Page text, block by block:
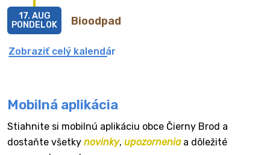
Bioodpad
17. AUG
PONDELOK
Zobraziť celý kalendár
Mobilná aplikácia
Stiahnite si mobilnú aplikáciu obce Čierny Brod a
dostaňte všetky novinky, upozorneniaa dôležité